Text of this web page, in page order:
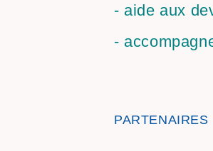
- aide aux
-
PARTENAIRES